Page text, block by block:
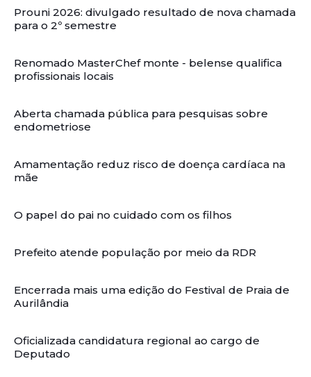
Prouni 2026: divulgado resultado de nova chamada
para o 2º semestre
Renomado MasterChef monte - belense qualifica
profissionais locais
Aberta chamada pública para pesquisas sobre
endometriose
Amamentação reduz risco de doença cardíaca na
mãe
O papel do pai no cuidado com os filhos
Prefeito atende população por meio da RDR
Encerrada mais uma edição do Festival de Praia de
Aurilândia
Oficializada candidatura regional ao cargo de
Deputado